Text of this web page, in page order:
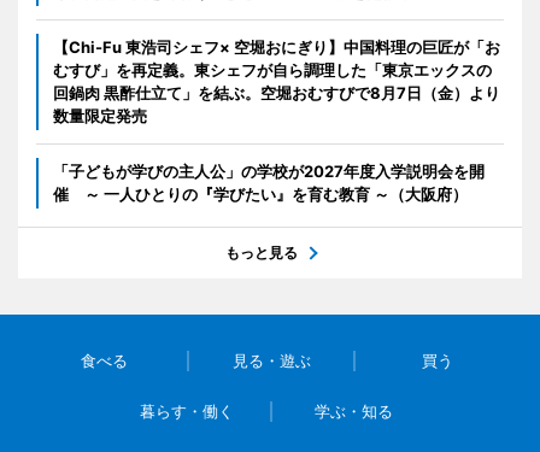
【Chi-Fu 東浩司シェフ× 空堀おにぎり】中国料理の巨匠が「お
むすび」を再定義。東シェフが自ら調理した「東京エックスの
回鍋肉 黒酢仕立て」を結ぶ。空堀おむすびで8月7日（金）より
数量限定発売
「子どもが学びの主人公」の学校が2027年度入学説明会を開
催 ～ 一人ひとりの『学びたい』を育む教育 ～（大阪府）
もっと見る
食べる 見る・遊ぶ 買う
暮らす・働く 学ぶ・知る